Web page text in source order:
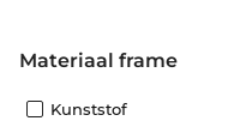
Materiaal frame
Kunststof